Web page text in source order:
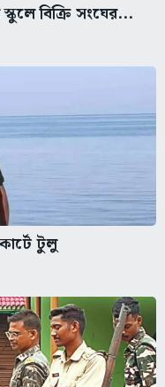
স্কুলে বিক্রি সংঘের...
টুলু